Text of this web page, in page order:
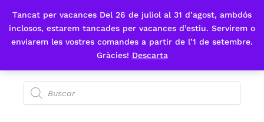
Tancat per vacances Del 26 de juliol al 31 d’agost, ambdós
inclosos, estarem tancades per vacances d’estiu. Servirem o
enviarem les vostres comandes a partir de l’1 de setembre.
Gràcies! Descarta
Fes-te'n sòcia